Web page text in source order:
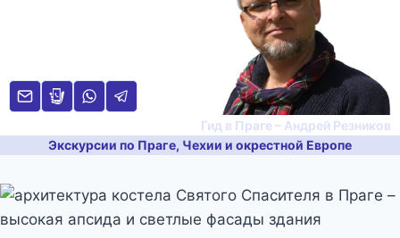
Гид в Праге – Андрей Резников
Экскурсии по Праге, Чехии и окрестной Европе